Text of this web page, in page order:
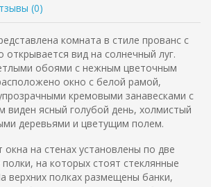
(0)
комната в стиле прованс с
открывается вид на солнечный луг.
обоями с нежным цветочным
окно с белой рамой,
кремовыми занавесками с
виден ясный голубой день, холмистый
деревьями и цветущим полем.
на стенах установлены по две
на которых стоят стеклянные
верхних полках размещены банки,